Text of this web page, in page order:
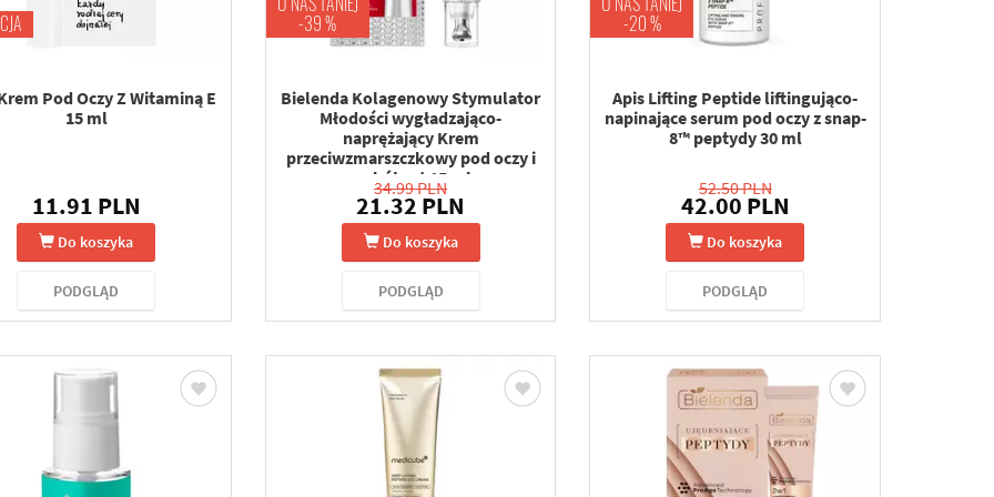
Pod Oczy Z Witaminą E
15 ml
11.91 PLN
Do koszyka
PODGLĄD
-39 %
Bielenda Kolagenowy Stymulator
Młodości wygładzająco-
naprężający Krem
przeciwzmarszczkowy pod oczy i
wokół ust 15 ml
34.99 PLN
21.32 PLN
Do koszyka
PODGLĄD
-20 %
Apis Lifting Peptide liftingująco-
napinające serum pod oczy z snap-
8™ peptydy 30 ml
52.50 PLN
42.00 PLN
Do koszyka
PODGLĄD